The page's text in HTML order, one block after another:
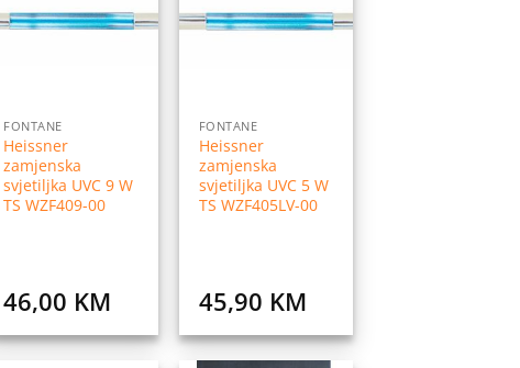
na
listu
FONTANE
Heissner
zamjenska
svjetiljka UVC 9 W
TS WZF409-00
46,00 KM
na
listu
FONTANE
Heissner
zamjenska
svjetiljka UVC 5 W
TS WZF405LV-00
45,90 KM